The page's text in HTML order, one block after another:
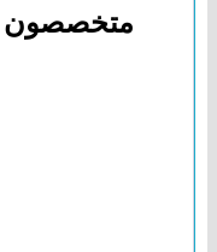
متخصصون في